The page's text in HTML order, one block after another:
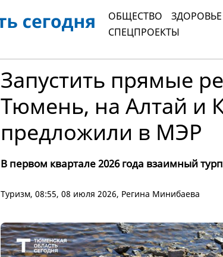
ОБЩЕСТВО ЗДОРОВЬЕ
СПЕЦПРОЕКТЫ
Запустить прямые
Тюмень, на Алтай и
предложили в МЭР
В первом квартале 2026 года взаимный
Туризм, 08:55, 08 июля 2026, Регина Минибаева